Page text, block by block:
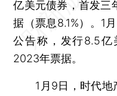
亿美元债券，首发三
据（票息8.1%）。1
公告称，发行8.5亿
2023年票据。
1月9日，时代地产